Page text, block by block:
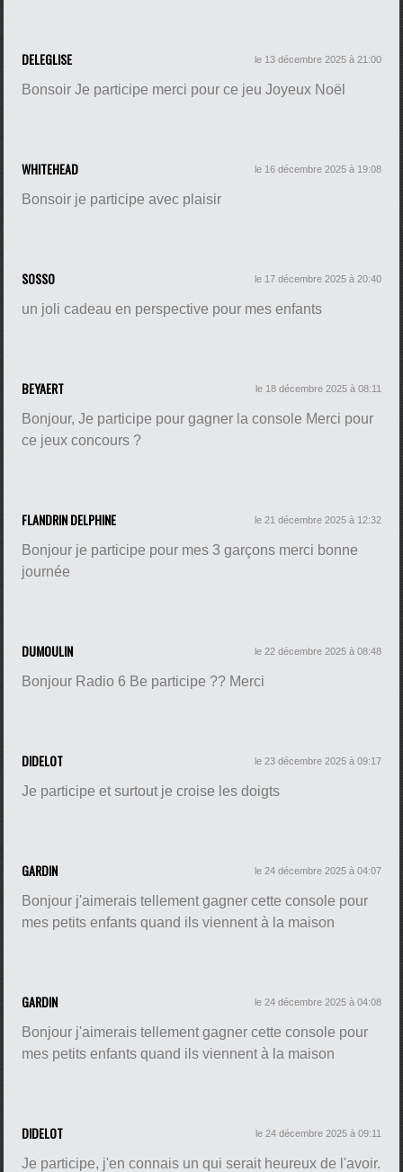
DELEGLISE le 13 décembre 2025 à 21:00
Bonsoir Je participe merci pour ce jeu Joyeux Noël
WHITEHEAD le 16 décembre 2025 à 19:08
Bonsoir je participe avec plaisir
SOSSO le 17 décembre 2025 à 20:40
un joli cadeau en perspective pour mes enfants
BEYAERT le 18 décembre 2025 à 08:11
Bonjour, Je participe pour gagner la console Merci pour
ce jeux concours ?
FLANDRIN DELPHINE le 21 décembre 2025 à 12:32
Bonjour je participe pour mes 3 garçons merci bonne
journée
DUMOULIN le 22 décembre 2025 à 08:48
Bonjour Radio 6 Be participe ?? Merci
DIDELOT le 23 décembre 2025 à 09:17
Je participe et surtout je croise les doigts
GARDIN le 24 décembre 2025 à 04:07
Bonjour j'aimerais tellement gagner cette console pour
mes petits enfants quand ils viennent à la maison
GARDIN le 24 décembre 2025 à 04:08
Bonjour j'aimerais tellement gagner cette console pour
mes petits enfants quand ils viennent à la maison
DIDELOT le 24 décembre 2025 à 09:11
Je participe, j'en connais un qui serait heureux de l'avoir.